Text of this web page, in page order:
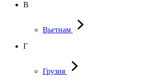
В
Вьетнам
Г
Грузия